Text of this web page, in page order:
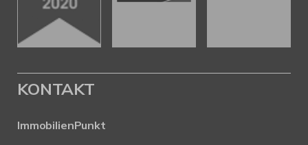
KONTAKT
ImmobilienPunkt